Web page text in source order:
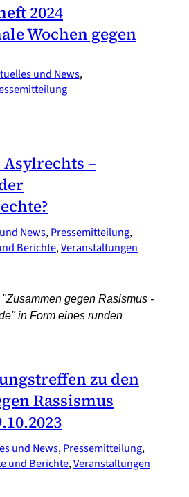
2024
Wochen gegen
und News,
–
News, Pressemitteilung,
Berichte, Veranstaltungen
zu den
Rassismus
und News, Pressemitteilung
und Berichte, Veranstaltungen